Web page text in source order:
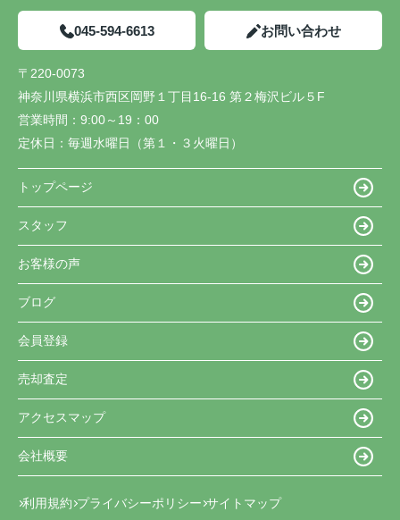
045-594-6613 お問い合わせ
〒220-0073
神奈川県横浜市西区岡野１丁目16-16 第２梅沢ビル５F
営業時間： 9:00～19：00
定休日： 毎週水曜日（第１・３火曜日）
トップページ
スタッフ
お客様の声
ブログ
会員登録
売却査定
アクセスマップ
会社概要
利用規約 プライバシーポリシー サイトマップ